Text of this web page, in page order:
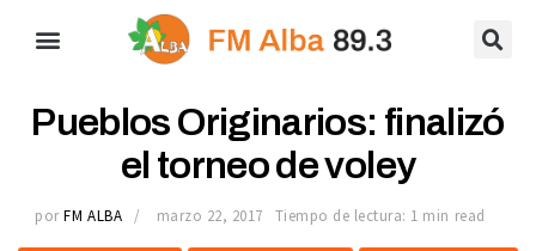
Pueblos Originarios: finalizó
el torneo de voley
por FM ALBA marzo 22, 2017 Tiempo de lectura: 1 min read